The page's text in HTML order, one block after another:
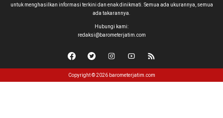
untuk menghasilkan informasi terkini dan enak dinikmati. Semua ada ukurannya, semua
ada takarannya.
Hubungi kami:
redaksi@barometerjatim.com
Copyright © 2026 barometerjatim.com